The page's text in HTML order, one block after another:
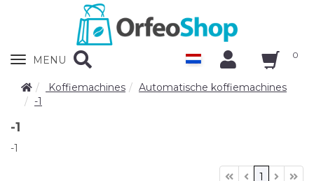
Zobrazit
MENU 0
Koffiemachines
Automatische koffiemachines
-1
-1
-1
1